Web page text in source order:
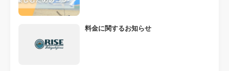
料金に関するお知らせ